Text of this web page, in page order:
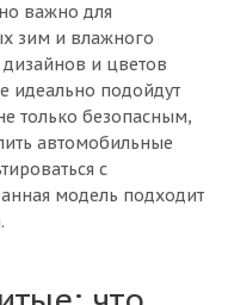
важно для
зим и влажного
и цветов
идеально подойдут
только безопасным,
автомобильные
с
модель подходит